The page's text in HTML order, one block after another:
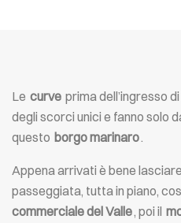
Le curve prima dell’ingresso di
degli scorci unici e fanno solo
questo borgo marinaro.
Appena arrivati è bene
passeggiata, tutta in piano,
commerciale del Valle, poi il